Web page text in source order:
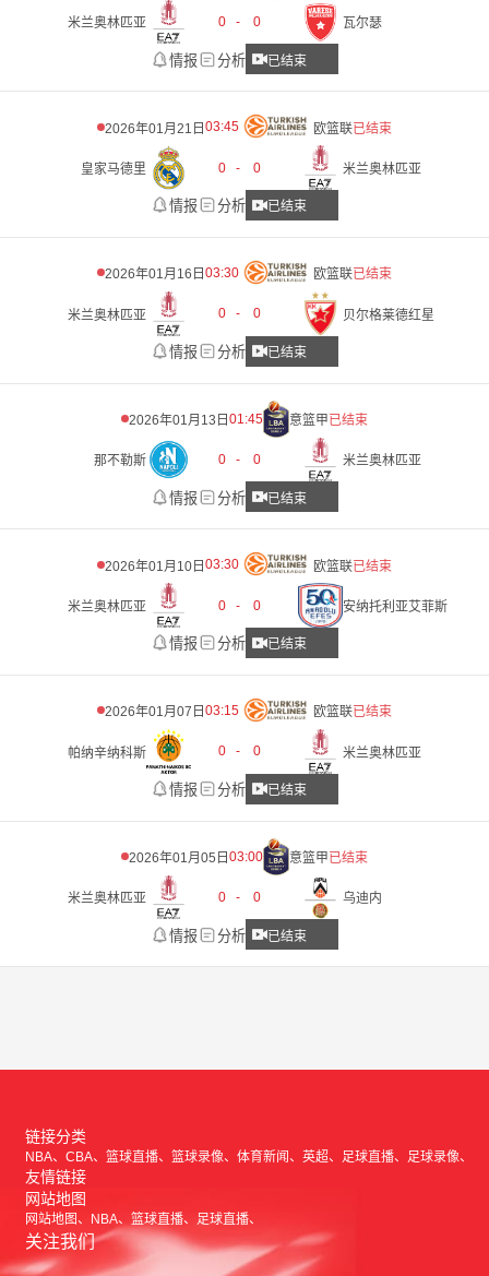
米兰奥林匹亚 0 - 0 瓦尔瑟
情报 分析 已结束
2026年01月21日 03:45 欧篮联已结束
皇家马德里 0 - 0 米兰奥林匹亚
情报 分析 已结束
2026年01月16日 03:30 欧篮联已结束
米兰奥林匹亚 0 - 0 贝尔格莱德红星
情报 分析 已结束
2026年01月13日 01:45 意篮甲已结束
那不勒斯 0 - 0 米兰奥林匹亚
情报 分析 已结束
2026年01月10日 03:30 欧篮联已结束
米兰奥林匹亚 0 - 0 安纳托利亚艾菲斯
情报 分析 已结束
2026年01月07日 03:15 欧篮联已结束
帕纳辛纳科斯 0 - 0 米兰奥林匹亚
情报 分析 已结束
2026年01月05日 03:00 意篮甲已结束
米兰奥林匹亚 0 - 0 乌迪内
情报 分析 已结束
链接分类
NBA CBA 篮球直播 篮球录像 体育新闻 英超 足球直播 足球录像
友情链接
网站地图
网站地图 NBA 篮球直播 足球直播
关注我们